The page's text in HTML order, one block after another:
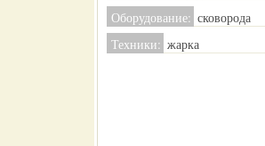
Оборудование: сковорода
Техники: жарка